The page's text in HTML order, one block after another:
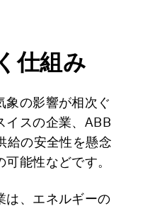
仕組み
象の影響が相次ぐ
イスの企業、ABB
給の安全性を懸念
能性などです。
は、エネルギーの